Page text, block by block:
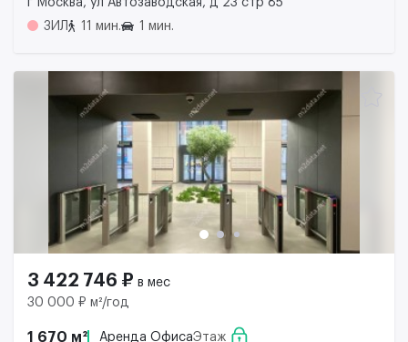
г Москва, ул Автозаводская, д 23 стр 85
ЗИЛ
11 мин. 1 мин.
3 422 746 ₽ в мес
30 000 ₽ м²/год
1 670 м² Аренда ОфисаЭтаж